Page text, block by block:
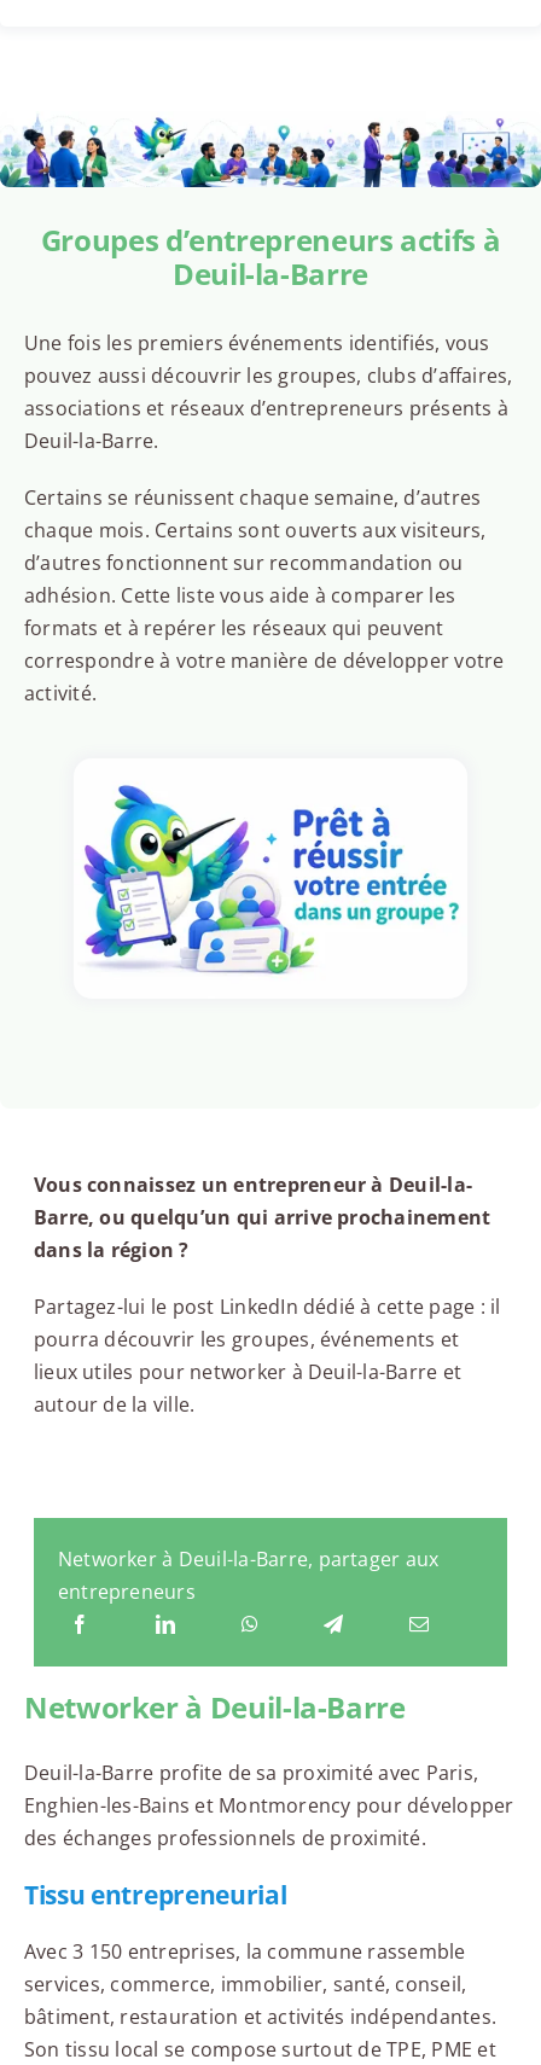
Groupes d’entrepreneurs actifs à
Deuil-la-Barre
Une fois les premiers événements identifiés, vous
pouvez aussi découvrir les groupes, clubs d’affaires,
associations et réseaux d’entrepreneurs présents à
Deuil-la-Barre.
Certains se réunissent chaque semaine, d’autres
chaque mois. Certains sont ouverts aux visiteurs,
d’autres fonctionnent sur recommandation ou
adhésion. Cette liste vous aide à comparer les
formats et à repérer les réseaux qui peuvent
correspondre à votre manière de développer votre
activité.
Vous connaissez un entrepreneur à Deuil-la-
Barre, ou quelqu’un qui arrive prochainement
dans la région ?
Partagez-lui le post LinkedIn dédié à cette page : il
pourra découvrir les groupes, événements et
lieux utiles pour networker à Deuil-la-Barre et
autour de la ville.
Networker à Deuil-la-Barre, partager aux
entrepreneurs
Networker à Deuil-la-Barre
Deuil-la-Barre profite de sa proximité avec Paris,
Enghien-les-Bains et Montmorency pour développer
des échanges professionnels de proximité.
Tissu entrepreneurial
Avec 3 150 entreprises, la commune rassemble
services, commerce, immobilier, santé, conseil,
bâtiment, restauration et activités indépendantes.
Son tissu local se compose surtout de TPE, PME et